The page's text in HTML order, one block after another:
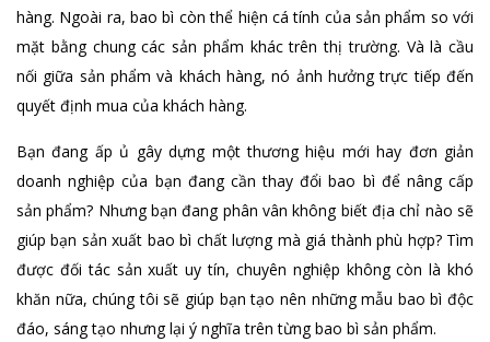
hàng. Ngoài ra, bao bì còn thể hiện cá tính của sản phẩm so với
mặt bằng chung các sản phẩm khác trên thị trường. Và là cầu
nối giữa sản phẩm và khách hàng, nó ảnh hưởng trực tiếp đến
quyết định mua của khách hàng.
Bạn đang ấp ủ gây dựng một thương hiệu mới hay đơn giản
doanh nghiệp của bạn đang cần thay đổi bao bì để nâng cấp
sản phẩm? Nhưng bạn đang phân vân không biết địa chỉ nào sẽ
giúp bạn sản xuất bao bì chất lượng mà giá thành phù hợp? Tìm
được đối tác sản xuất uy tín, chuyên nghiệp không còn là khó
khăn nữa, chúng tôi sẽ giúp bạn tạo nên những mẫu bao bì độc
đáo, sáng tạo nhưng lại ý nghĩa trên từng bao bì sản phẩm.